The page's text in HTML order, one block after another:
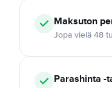
Maksuton
Jopa vielä 48
Parashinta -